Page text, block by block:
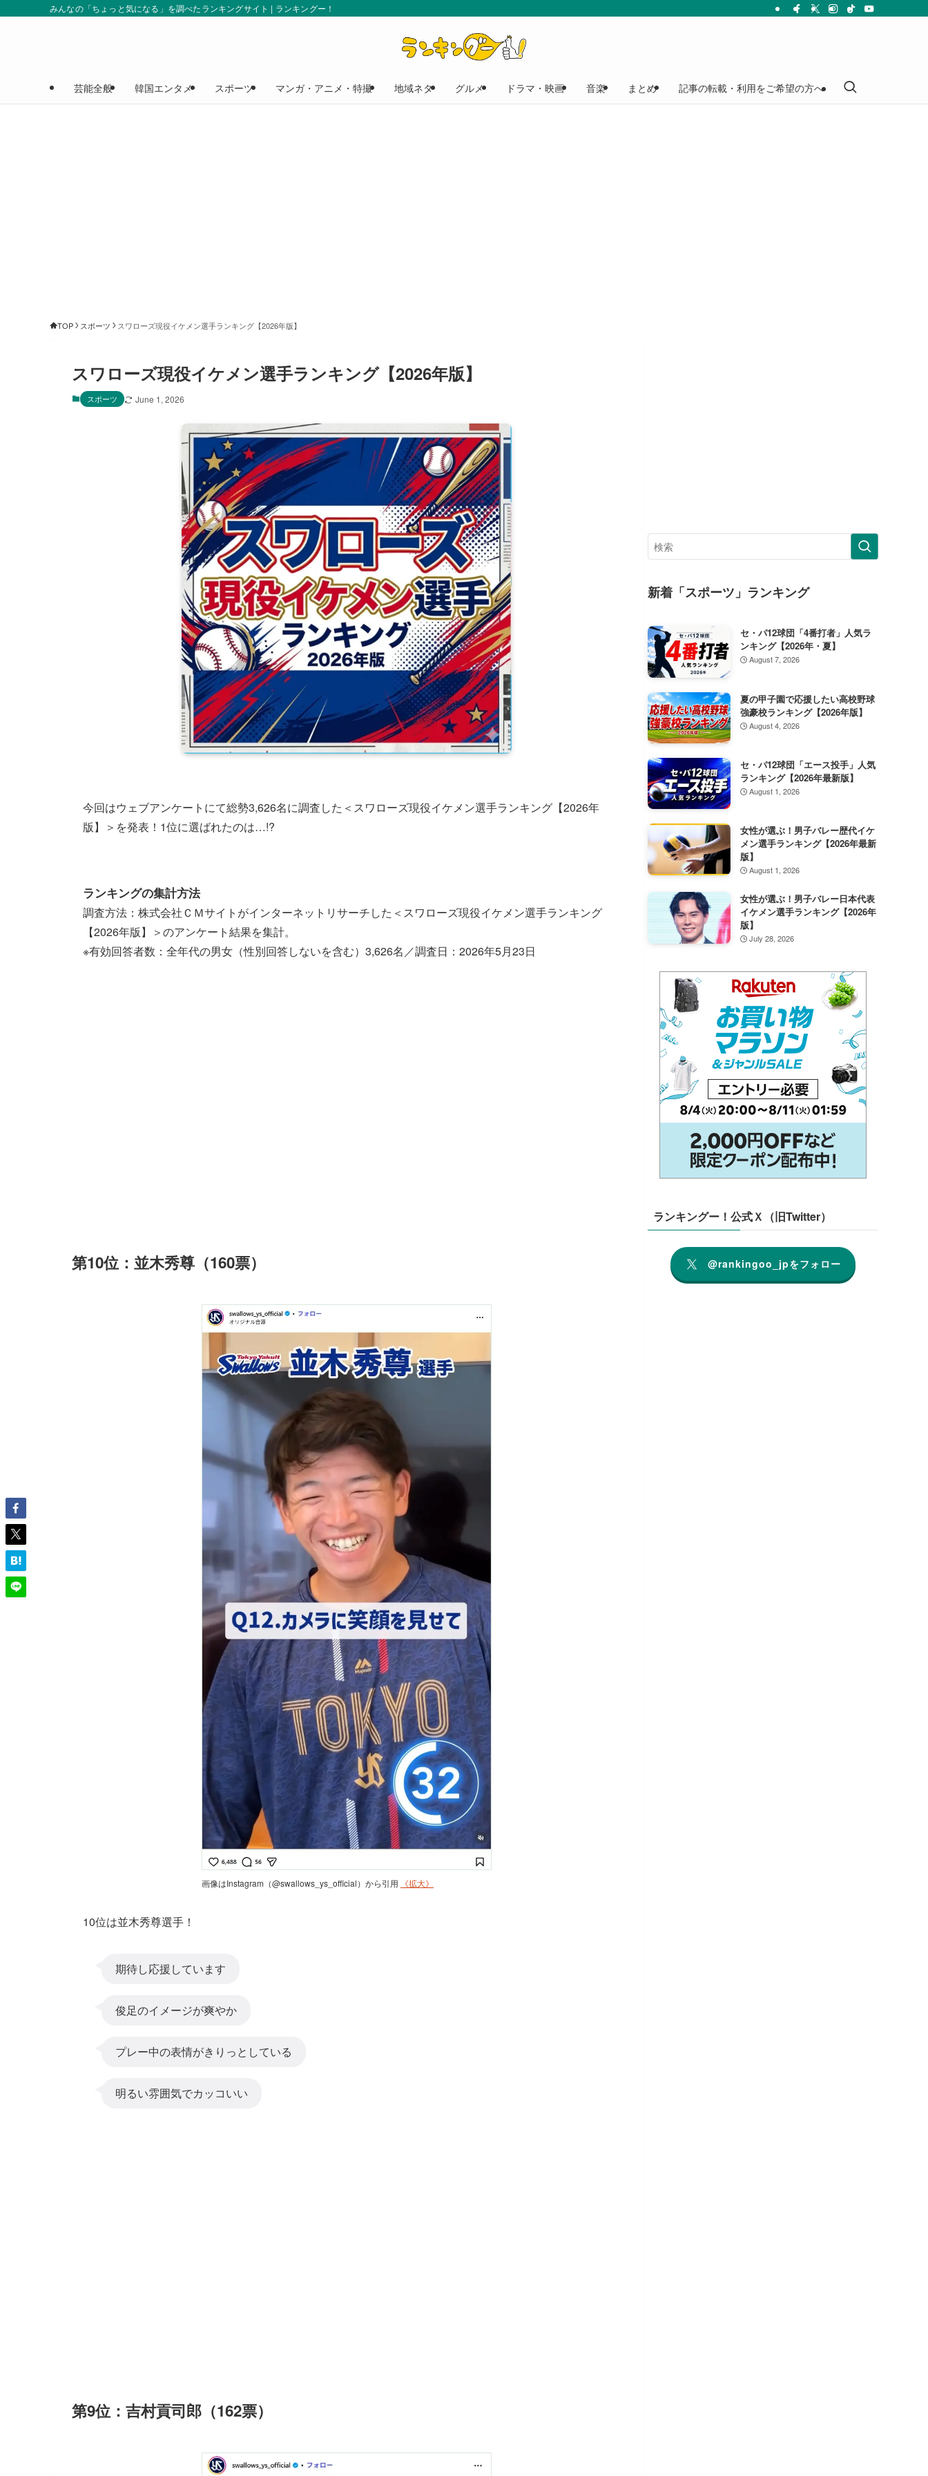
みんなの「ちょっと気になる」を調べたランキングサイト | ランキングー！
芸能全般 韓国エンタメ スポーツ マンガ・アニメ・特撮 地域ネタ グルメ ドラマ・映画 音楽 まとめ 記事の転載・利用をご希望の方へ
TOP スポーツ スワローズ現役イケメン選手ランキング【2026年版】
スワローズ現役イケメン選手ランキング【2026年版】
スポーツ June 1, 2026
今回はウェブアンケートにて総勢3,626名に調査した＜スワローズ現役イケメン選手ランキング【2026年
版】＞を発表！1位に選ばれたのは…!?
ランキングの集計方法
調査方法：株式会社ＣＭサイトがインターネットリサーチした＜スワローズ現役イケメン選手ランキング
【2026年版】＞のアンケート結果を集計。
※有効回答者数：全年代の男女（性別回答しないを含む）3,626名／調査日：2026年5月23日
第10位：並木秀尊（160票）
画像はInstagram（@swallows_ys_official）から引用 《拡大》
10位は並木秀尊選手！
期待し応援しています
俊足のイメージが爽やか
プレー中の表情がきりっとしている
明るい雰囲気でカッコいい
第9位：吉村貢司郎（162票）
新着「スポーツ」ランキング
セ・パ12球団「4番打者」人気ラ
ンキング【2026年・夏】
August 7, 2026
夏の甲子園で応援したい高校野球
強豪校ランキング【2026年版】
August 4, 2026
セ・パ12球団「エース投手」人気
ランキング【2026年最新版】
August 1, 2026
女性が選ぶ！男子バレー歴代イケ
メン選手ランキング【2026年最新
版】
August 1, 2026
女性が選ぶ！男子バレー日本代表
イケメン選手ランキング【2026年
版】
July 28, 2026
ランキングー！公式Ｘ（旧Twitter）
@rankingoo_jpをフォロー